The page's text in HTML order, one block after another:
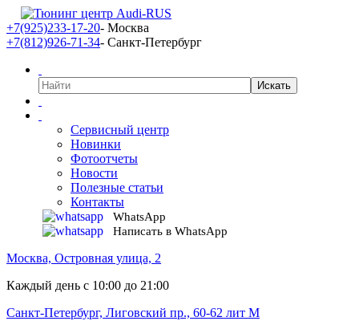
+7(925)233-17-20- Москва
+7(812)926-71-34- Санкт-Петербург
Сервисный центр
Новинки
Фотоотчеты
Новости
Полезные статьи
Контакты
WhatsApp
Написать в WhatsApp
Москва, Островная улица, 2
Каждый день с 10:00 до 21:00
Санкт-Петербург, Лиговский пр., 60-62 лит М